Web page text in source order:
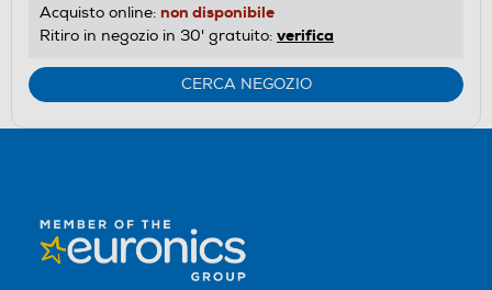
Acquisto online: non disponibile
Ritiro in negozio in 30' gratuito: verifica
CERCA NEGOZIO